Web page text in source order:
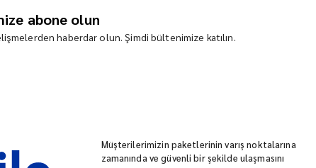
abone olun
haberdar olun. Şimdi bültenimize katılın.
Müşterilerimizin paketlerinin varış noktalarına
zamanında ve güvenli bir şekilde ulaşmasını